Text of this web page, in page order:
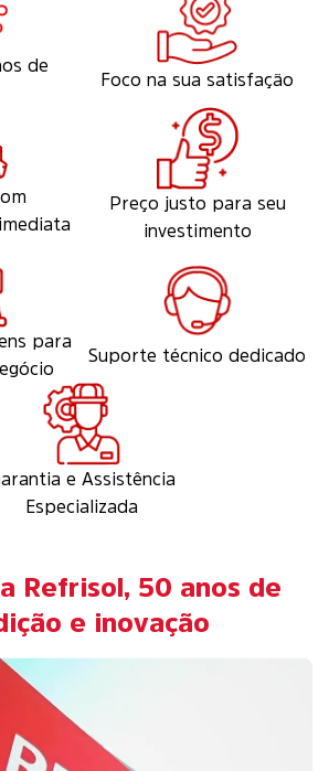
de
Foco na sua satisfação
Preço justo para seu
investimento
para
Suporte técnico dedicado
e Assistência
Especializada
Refrisol, 50 anos de
e inovação